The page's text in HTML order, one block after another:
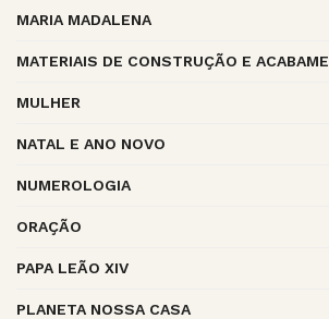
MARIA MADALENA
MATERIAIS DE CONSTRUÇÃO E
MULHER
NATAL E ANO NOVO
NUMEROLOGIA
ORAÇÃO
PAPA LEÃO XIV
PLANETA NOSSA CASA